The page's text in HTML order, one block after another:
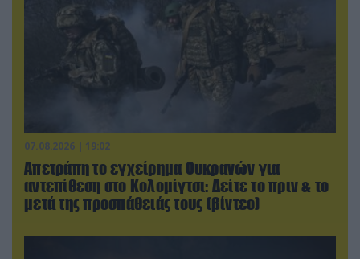
07.08.2026 | 19:02
Απετράπη το εγχείρημα Ουκρανών για
αντεπίθεση στο Κολομίγτσι: Δείτε το πριν & το
μετά της προσπάθειάς τους (βίντεο)